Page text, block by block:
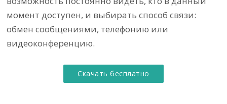
момент доступен, и выбирать способ связи:
обмен сообщениями, телефонию или
видеоконференцию.
Скачать бесплатно